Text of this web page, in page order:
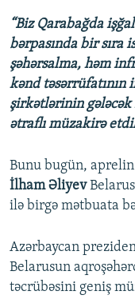
XƏBƏR
“Biz Qarabağda
bərpasında bir sıra
şəhərsalma, həm
kənd təsərrüfatının
şirkətlərinin gələcək
ətraflı müzakirə
Bunu bugün,
İlham Əliyev
ilə birgə mətbuata
Azərbaycan
Belarusun
təcrübəsini geniş